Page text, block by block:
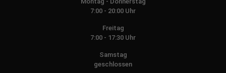
7:00 - 20:00 Uhr
Freitag
7:00 - 17:30 Uhr
Samstag
geschlossen